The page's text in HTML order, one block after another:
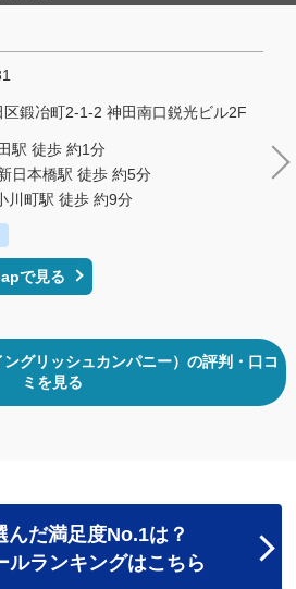
鍛冶町2-1-2 神田南口鋭光ビル2F
駅 徒歩 約1分
日本橋駅 徒歩 約5分
川町駅 徒歩 約9分
で見る
グリッシュカンパニー）の評判・口コ
ミを見る
んだ満足度No.1は？
ルランキングはこちら